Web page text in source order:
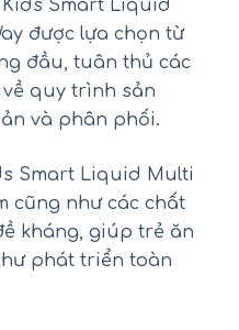
Smart Liquid
được lựa chọn từ
đầu, tuân thủ các
quy trình sản
và phân phối.
Smart Liquid Multi
cũng như các chất
kháng, giúp trẻ ăn
phát triển toàn